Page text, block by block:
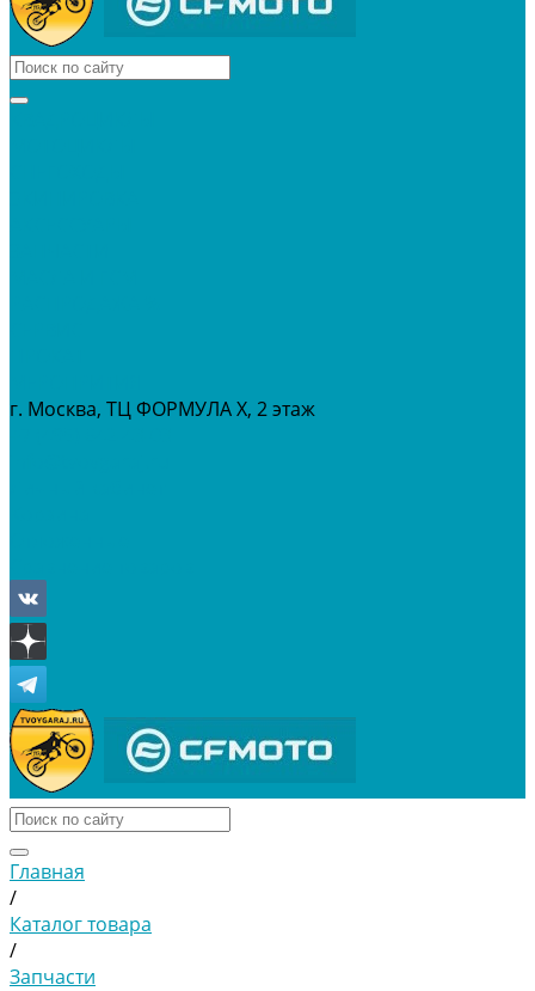
г. Москва, ТЦ ФОРМУЛА Х, 2 этаж
Главная
/
Каталог товара
/
Запчасти